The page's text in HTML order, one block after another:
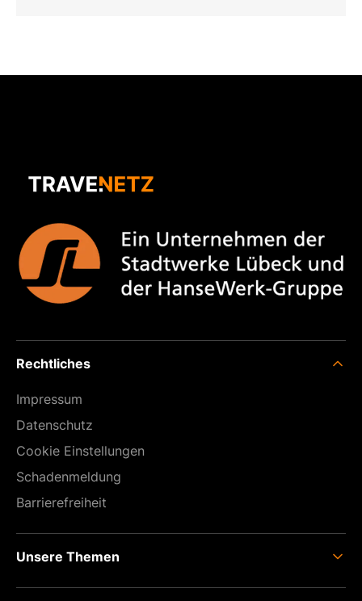
Rechtliches
Impressum
Datenschutz
Cookie Einstellungen
Schaden­meldung
Barrierefreiheit
Unsere Themen
Anschluss